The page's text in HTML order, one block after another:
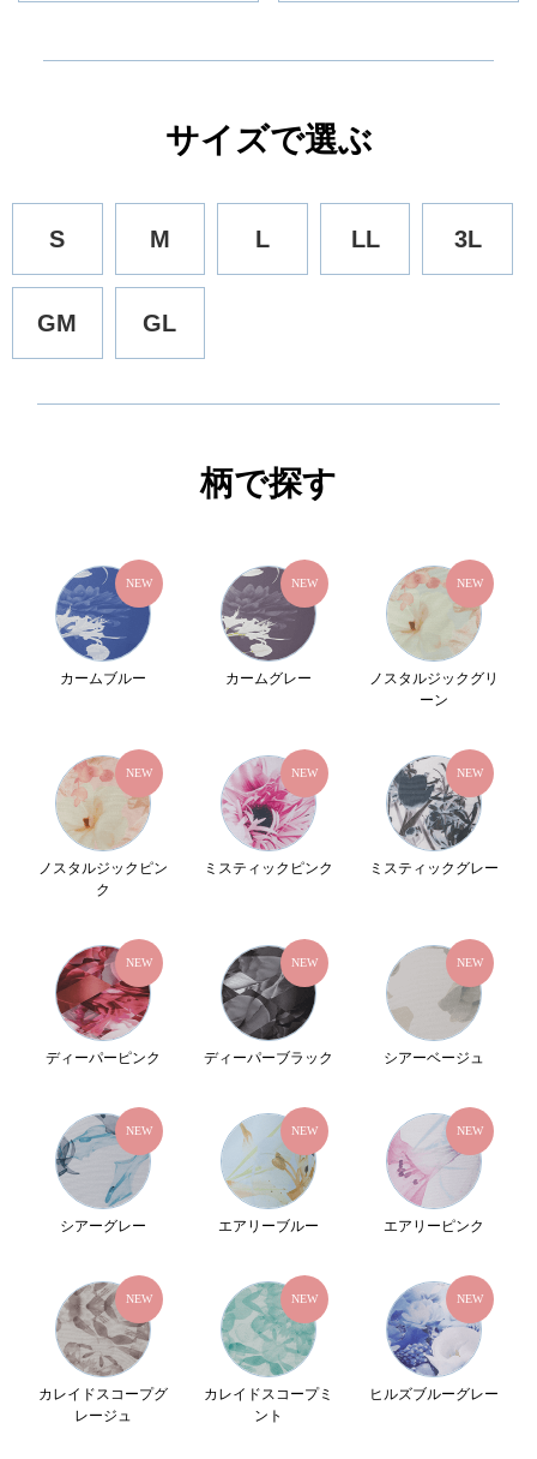
サイズで選ぶ
S M L LL 3L
GM GL
柄で探す
NEW
カームブルー
NEW
カームグレー
NEW
ノスタルジックグリ
ーン
NEW
ノスタルジックピン
ク
NEW
ミスティックピンク
NEW
ミスティックグレー
NEW
ディーパーピンク
NEW
ディーパーブラック
NEW
シアーベージュ
NEW
シアーグレー
NEW
エアリーブルー
NEW
エアリーピンク
NEW
カレイドスコープグ
レージュ
NEW
カレイドスコープミ
ント
NEW
ヒルズブルーグレー